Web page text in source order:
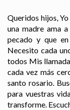
Queridos hijos,
una madre ama
pecado y que
Necesito cada
todos Mis
cada vez más
santo rosario.
para vuestras
transforme.